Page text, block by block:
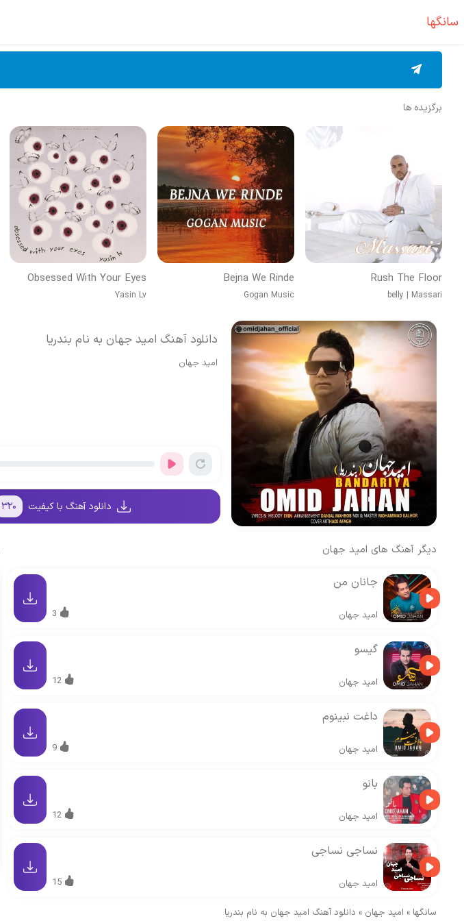
سانگها
برگزیده ها
Rush The Floor
belly | Massari
Bejna We Rinde
Gogan Music
Obsessed With Your Eyes
Yasin Lv
دانلود آهنگ امید جهان به نام بندریا
امید جهان
دانلود آهنگ با کیفیت ۳۲۰
دیگر آهنگ های امید جهان
جانان من
امید جهان 3
گیسو
امید جهان 12
داغت نبینوم
امید جهان 9
بانو
امید جهان 12
نساجی نساجی
امید جهان 15
سانگها » امید جهان » دانلود آهنگ امید جهان به نام بندریا